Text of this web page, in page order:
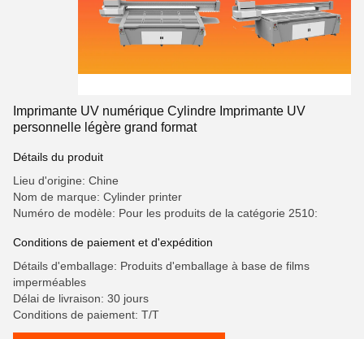
Imprimante UV numérique Cylindre Imprimante UV
personnelle légère grand format
Détails du produit
Lieu d'origine: Chine
Nom de marque: Cylinder printer
Numéro de modèle: Pour les produits de la catégorie 2510:
Conditions de paiement et d'expédition
Détails d'emballage: Produits d'emballage à base de films
imperméables
Délai de livraison: 30 jours
Conditions de paiement: T/T